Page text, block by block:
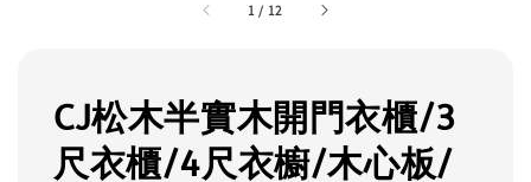
1 / 12
CJ松木半實木開門衣櫃/3
尺衣櫃/4尺衣櫥/木心板/